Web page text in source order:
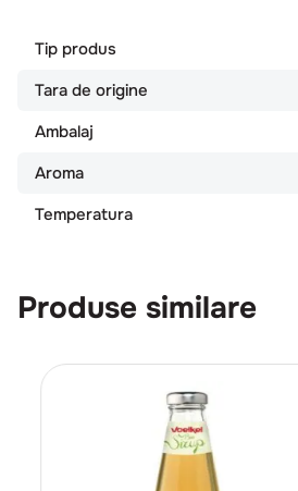
Tip produs
Tara de origine
Ambalaj
Aroma
Temperatura
Produse similare